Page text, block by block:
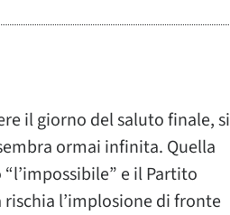
il giorno del saluto finale, si
ormai infinita. Quella
e il Partito
l’implosione di fronte